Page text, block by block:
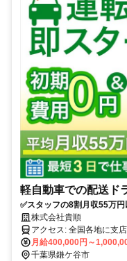
軽自動車での配送ド
✅スタッフの8割月収55万円
（車両レンタル/事故対応等
株式会社貴順
アクセス: 全国各地に支店がありますので、 お住まいの近くや、好き
な場所で働くことが可能で
ありません。 ・マイカー
月給400,000円～
千葉県鎌ケ谷市